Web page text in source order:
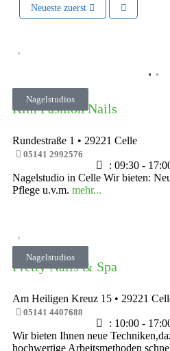
Neueste zuerst
Nagelstudios
Kim Fashion Nails
Rundestraße 1 • 29221 Celle
05141 2992576
: 09:30 -
Nagelstudio in Celle Wir bieten:
Pflege u.v.m. mehr...
Vorheriges
Nagelstudios
Pretty Nails & Spa
Am Heiligen Kreuz 15 • 29221
05141 4407688
: 10:00 -
Wir bieten Ihnen neue
hochwertige Arbeitsmethoden